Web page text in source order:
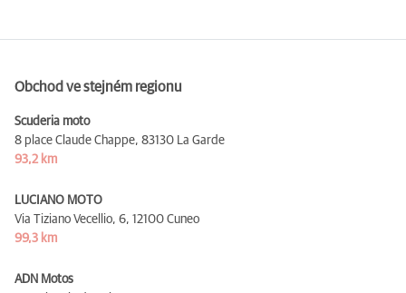
Obchod ve stejném regionu
Scuderia moto
8 place Claude Chappe, 83130 La Garde
93,2 km
LUCIANO MOTO
Via Tiziano Vecellio, 6, 12100 Cuneo
99,3 km
ADN Motos